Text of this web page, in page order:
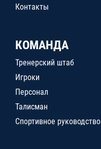
Контакты
КОМАНДА
Тренерский штаб
Игроки
Персонал
Талисман
Спортивное руководство